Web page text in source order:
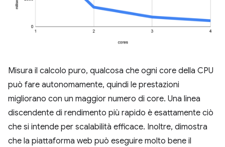
Misura il calcolo puro, qualcosa che ogni core della CPU
può fare autonomamente, quindi le prestazioni
migliorano con un maggior numero di core. Una linea
discendente di rendimento più rapido è esattamente ciò
che si intende per scalabilità efficace. Inoltre, dimostra
che la piattaforma web può eseguire molto bene il